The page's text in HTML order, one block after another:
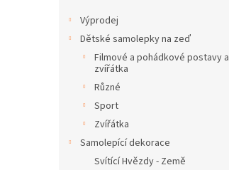
Výprodej
Dětské samolepky na zeď
Filmové a pohádkové postavy a
zvířátka
Různé
Sport
Zvířátka
Samolepící dekorace
Svítící Hvězdy - Země